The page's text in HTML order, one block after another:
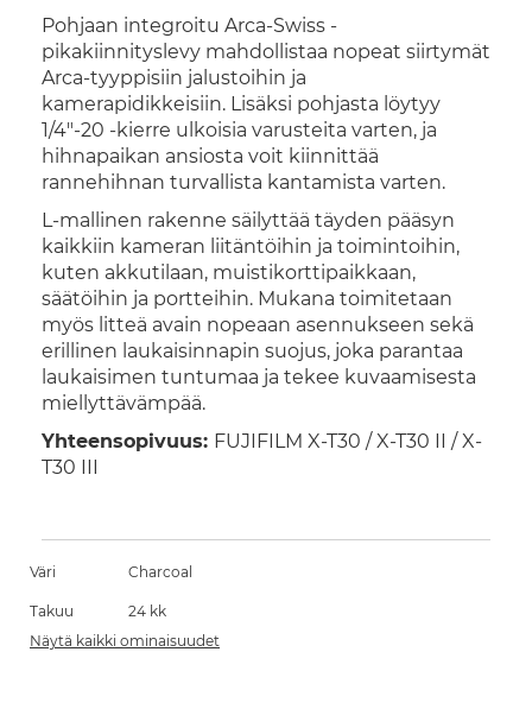
Pohjaan integroitu Arca-Swiss -
pikakiinnityslevy mahdollistaa nopeat siirtymät
Arca-tyyppisiin jalustoihin ja
kamerapidikkeisiin. Lisäksi pohjasta löytyy
1/4"-20 -kierre ulkoisia varusteita varten, ja
hihnapaikan ansiosta voit kiinnittää
rannehihnan turvallista kantamista varten.
L-mallinen rakenne säilyttää täyden pääsyn
kaikkiin kameran liitäntöihin ja toimintoihin,
kuten akkutilaan, muistikorttipaikkaan,
säätöihin ja portteihin. Mukana toimitetaan
myös litteä avain nopeaan asennukseen sekä
erillinen laukaisinnapin suojus, joka parantaa
laukaisimen tuntumaa ja tekee kuvaamisesta
miellyttävämpää.
Yhteensopivuus: FUJIFILM X-T30 / X-T30 II / X-
T30 III
Väri Charcoal
Takuu
24 kk
Näytä kaikki ominaisuudet